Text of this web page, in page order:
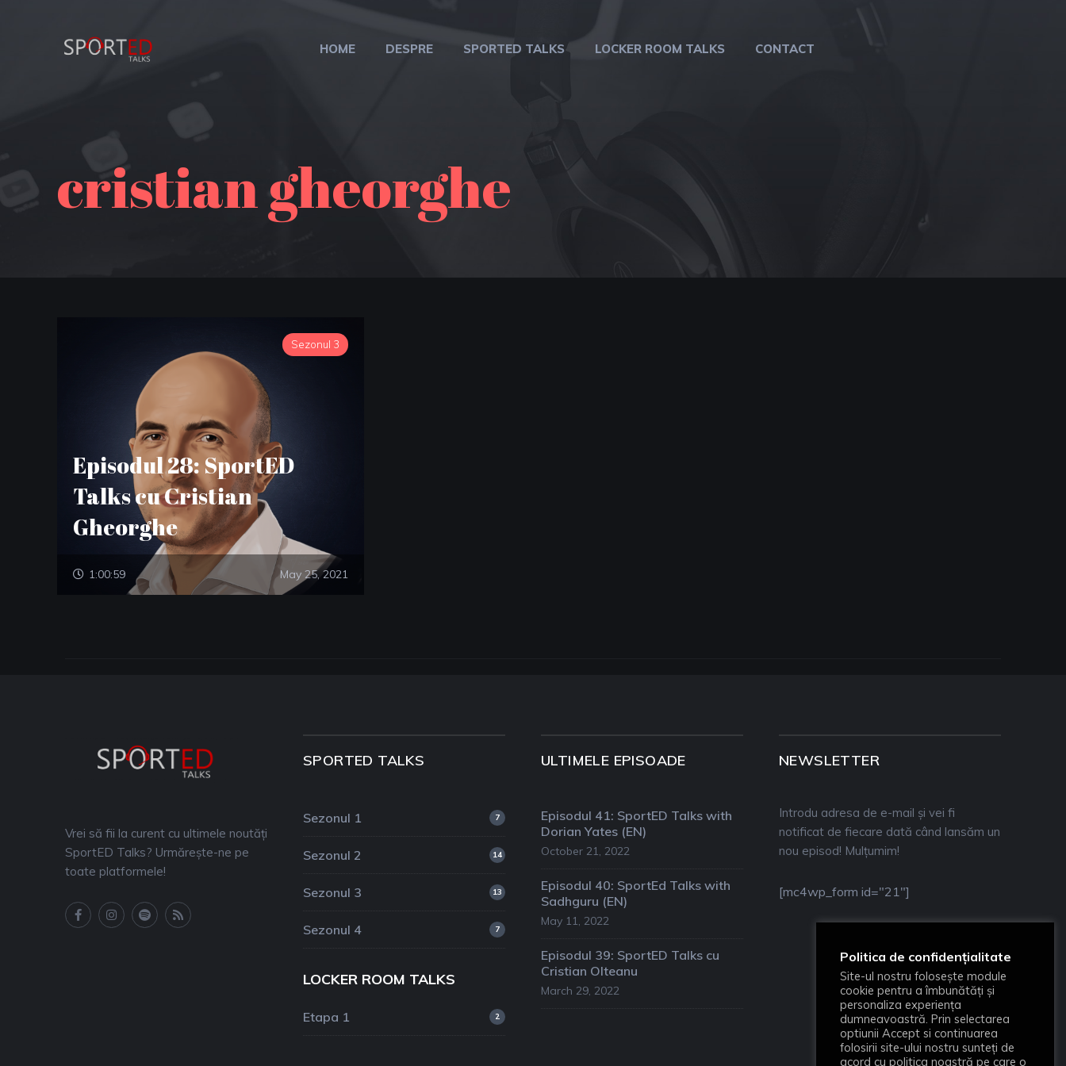
HOME DESPRE SPORTED TALKS LOCKER ROOM TALKS CONTACT
cristian gheorghe
Sezonul 3
Episodul 28: SportED
Talks cu Cristian
Gheorghe
1:00:59 May 25, 2021
Vrei să fii la curent cu ultimele noutăți
SportED Talks? Urmărește-ne pe
toate platformele!
SPORTED TALKS
Sezonul 1 7
Sezonul 2 14
Sezonul 3 13
Sezonul 4 7
LOCKER ROOM TALKS
Etapa 1 2
ULTIMELE EPISOADE
Episodul 41: SportED Talks with
Dorian Yates (EN)
October 21, 2022
Episodul 40: SportEd Talks with
Sadhguru (EN)
May 11, 2022
Episodul 39: SportED Talks cu
Cristian Olteanu
March 29, 2022
NEWSLETTER
Introdu adresa de e-mail și vei fi
notificat de fiecare dată când lansăm un
nou episod! Mulțumim!
[mc4wp_form id="21"]
Politica de confidențialitate
Site-ul nostru folosește module
cookie pentru a îmbunătăți și
personaliza experiența
dumneavoastră. Prin selectarea
optiunii Accept si continuarea
folosirii site-ului nostru sunteți de
acord cu politica noastră pe care o